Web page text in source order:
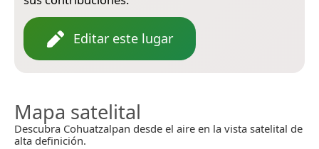
Editar este lugar
Mapa satelital
Descubra Cohuatzalpan desde el aire en la vista satelital de
alta definición.